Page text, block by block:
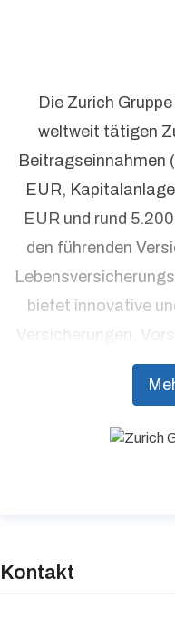
Die Zurich
weltweit tätigen
Beitragseinnahmen
EUR,
EUR und rund
den führenden
bietet innovative
Versicherungen,
aus einer Hand.
und hohe
Kontakt